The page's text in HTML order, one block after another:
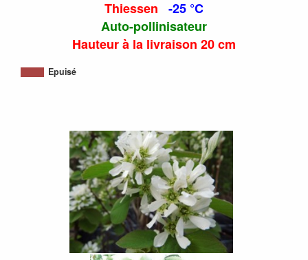
Thiessen -25 °C
Auto-pollinisateur
Hauteur à la livraison 20 cm
Epuisé